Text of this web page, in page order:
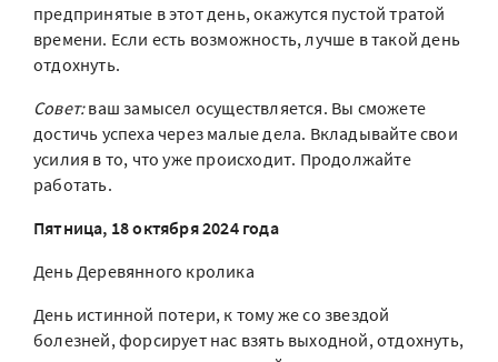
предпринятые в этот день, окажутся пустой тратой
времени. Если есть возможность, лучше в такой день
отдохнуть.
Совет:ваш замысел осуществляется. Вы сможете
достичь успеха через малые дела. Вкладывайте свои
усилия в то, что уже происходит. Продолжайте
работать.
Пятница, 18 октября 2024 года
День Деревянного кролика
День истинной потери, к тому же со звездой
болезней, форсирует нас взять выходной, отдохнуть,